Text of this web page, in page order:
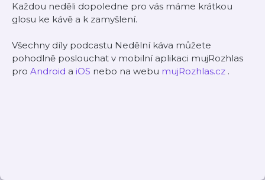
Každou neděli dopoledne pro vás máme krátkou
glosu ke kávě a k zamyšlení.
Všechny díly podcastu Nedělní káva můžete
pohodlně poslouchat v mobilní aplikaci mujRozhlas
pro Android a iOS nebo na webu mujRozhlas.cz .